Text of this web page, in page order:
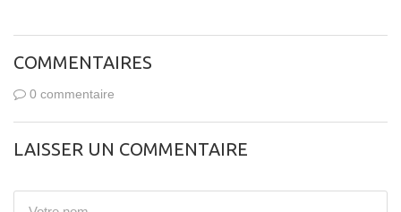
COMMENTAIRES
0 commentaire
LAISSER UN COMMENTAIRE